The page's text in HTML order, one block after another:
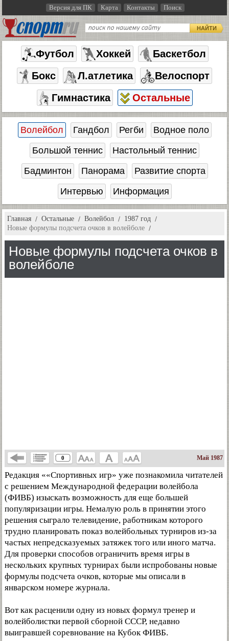
Версия для ПК Карта Контакты Поиск
НАЙТИ
Футбол Хоккей
Баскетбол
Бокс
Л.атлетика
Велоспорт
Гимнастика
Остальные
Волейбол Гандбол Регби
Водное поло
Большой теннис
Настольный теннис
Бадминтон
Панорама
Развитие спорта
Интервью
Информация
Главная Остальные Волейбол
1987 год
Новые формулы подсчета очков в волейболе
Новые формулы подсчета очков в
волейболе
0 Май 1987
Редакция ««Спортивных игр» уже познакомила читателей
с решением Международной федерации волейбола
(ФИВБ) изыскать возможность для еще большей
популяризации игры. Немалую роль в принятии этого
решения сыграло телевидение, работникам которого
трудно планировать показ волейбольных турниров из-за
частых непредсказуемых затяжек того или иного матча.
Для проверки способов ограничить время игры в
нескольких крупных турнирах были испробованы новые
формулы подсчета очков, которые мы описали в
январском номере журнала.
Вот как расценили одну из новых формул тренер и
волейболистки первой сборной СССР, недавно
выигравшей соревнование на Кубок ФИВБ.